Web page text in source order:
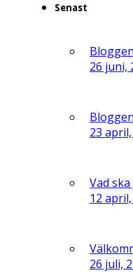
Senast
26 juni,
23
Vad
12
26 juli,